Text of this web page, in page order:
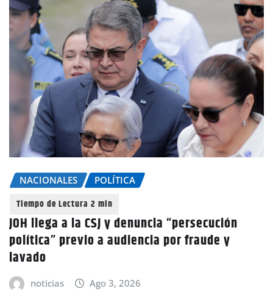
NACIONALES POLÍTICA
JOH llega a la CSJ y denuncia “persecución
política” previo a audiencia por fraude y
lavado
noticias Ago 3, 2026